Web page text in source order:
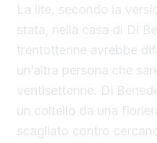
La lite, secondo la
stata, nella casa di Di
trentottenne avrebbe
un’altra persona che
ventisettenne. Di
un coltello da una
scagliato contro